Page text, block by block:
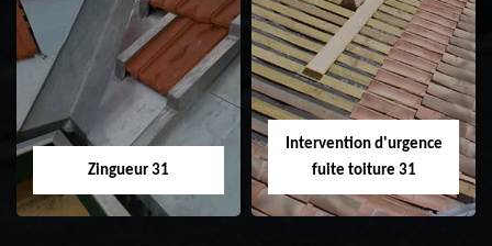
Etanchéité toiture
31
Réparation de
toiture 31
Zingueur 31
Intervention d'urgence
fuite toiture 31